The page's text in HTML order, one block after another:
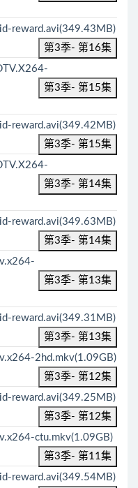
reward.avi(349.43MB)
第3季- 第16集
第3季- 第15集
reward.avi(349.42MB)
第3季- 第15集
第3季- 第14集
reward.avi(349.63MB)
第3季- 第14集
第3季- 第13集
reward.avi(349.31MB)
第3季- 第13集
2hd.mkv(1.09GB)
第3季- 第12集
reward.avi(349.25MB)
第3季- 第12集
ctu.mkv(1.09GB)
第3季- 第11集
reward.avi(349.54MB)